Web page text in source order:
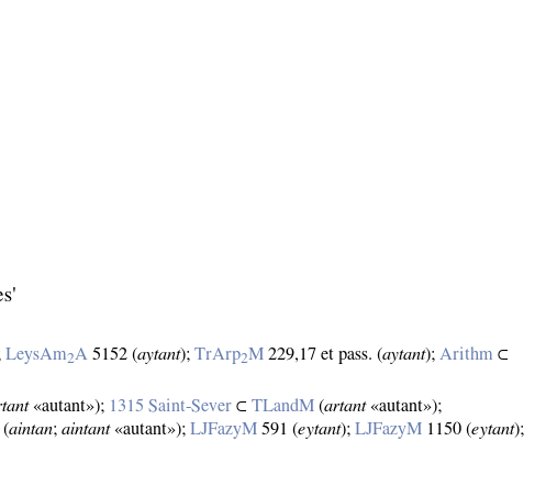
LeysAm2A 5152 (aytant);TrArp2M 229,17 et pass. (aytant);Arithm ⊂
«autant»); 1315 Saint‑Sever ⊂TLandM (artant«autant»);
(aintan;aintant«autant»);LJFazyM 591 (eytant);LJFazyM 1150 (eytant);